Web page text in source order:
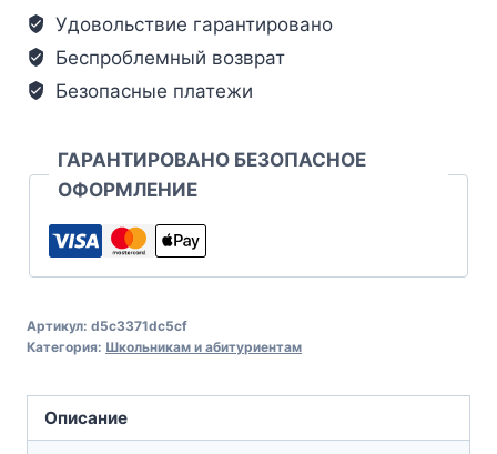
Удовольствие гарантировано
Беспроблемный возврат
Безопасные платежи
ГАРАНТИРОВАНО БЕЗОПАСНОЕ
ОФОРМЛЕНИЕ
Артикул: d5c3371dc5cf
Категория: Школьникам и абитуриентам
Описание